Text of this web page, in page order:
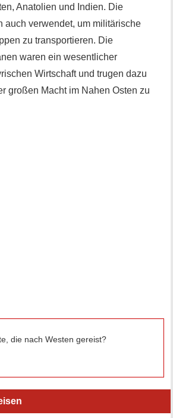
Anatolien und Indien. Die
auch verwendet, um militärische
zu transportieren. Die
waren ein wesentlicher
Wirtschaft und trugen dazu
großen Macht im Nahen Osten zu
die nach Westen gereist?